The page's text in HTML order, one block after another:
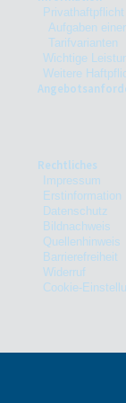
Privathaftpflicht
Aufgaben
Tarifvarianten
Wichtige
Weitere
Rechtliches
Impressum
Erstinformation
Datenschutz
Bildnachweis
Quellenhinweis
Barrierefreiheit
Widerruf
Cookie-